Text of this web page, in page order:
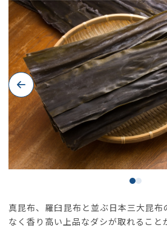
Previous
真昆布、羅臼昆布と並ぶ日本三大昆布
なく香り高い上品なダシが取れること